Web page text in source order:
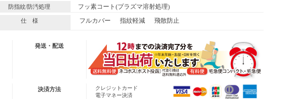
防指紋/防汚処理 フッ素コート(プラズマ溶射処理)
仕 様 フルカバー 指紋軽減 飛散防止
発送・配送
宅急便コンパクト
決済方法
クレジットカード
電子マネー決済